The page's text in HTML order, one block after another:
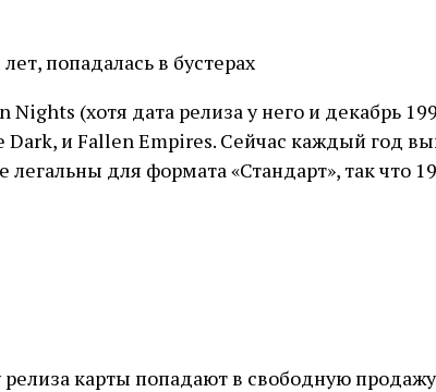
попадалась в бустерах
(хотя дата релиза у него и декабрь
и Fallen Empires. Сейчас каждый год
для формата «Стандарт», так что
карты попадают в свободную